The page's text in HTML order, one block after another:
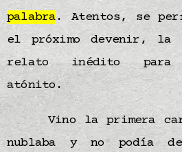
palabra . Atentos, se
el próximo devenir, la
relato inédito para
atónito.
Vino la primera
nublaba y no podía